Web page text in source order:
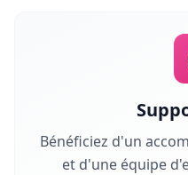
Bénéficiez d'un
et d'une équipe